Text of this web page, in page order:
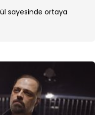
sayesinde ortaya